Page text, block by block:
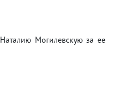
Наталию Могилевскую за ее